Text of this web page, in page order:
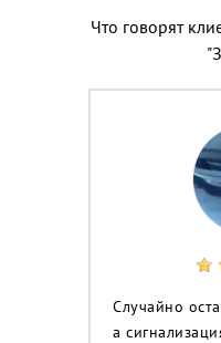
Что говорят
Случайно
а